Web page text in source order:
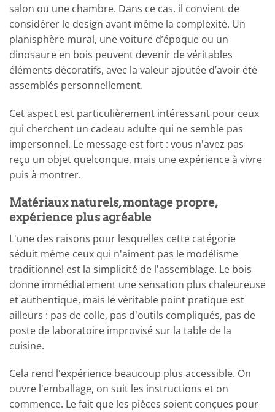
salon ou une chambre. Dans ce cas, il convient de
considérer le design avant même la complexité. Un
planisphère mural, une voiture d’époque ou un
dinosaure en bois peuvent devenir de véritables
éléments décoratifs, avec la valeur ajoutée d’avoir été
assemblés personnellement.
Cet aspect est particulièrement intéressant pour ceux
qui cherchent un cadeau adulte qui ne semble pas
impersonnel. Le message est fort : vous n'avez pas
reçu un objet quelconque, mais une expérience à vivre
puis à montrer.
Matériaux naturels, montage propre,
expérience plus agréable
L'une des raisons pour lesquelles cette catégorie
séduit même ceux qui n'aiment pas le modélisme
traditionnel est la simplicité de l'assemblage. Le bois
donne immédiatement une sensation plus chaleureuse
et authentique, mais le véritable point pratique est
ailleurs : pas de colle, pas d'outils compliqués, pas de
poste de laboratoire improvisé sur la table de la
cuisine.
Cela rend l'expérience beaucoup plus accessible. On
ouvre l'emballage, on suit les instructions et on
commence. Le fait que les pièces soient conçues pour